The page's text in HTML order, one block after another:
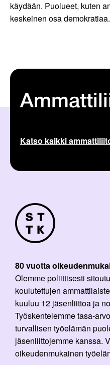
käydään. Puolueet, kuten
keskeinen osa
Katso kaikki
80 vuotta
Olemme poliittisesti
koulutettujen
kuuluu 12 jäsenliittoa ja
Työskentelemme tasa-
turvallisen työelämän
jäsenliittojemme kanssa.
oikeudenmukainen